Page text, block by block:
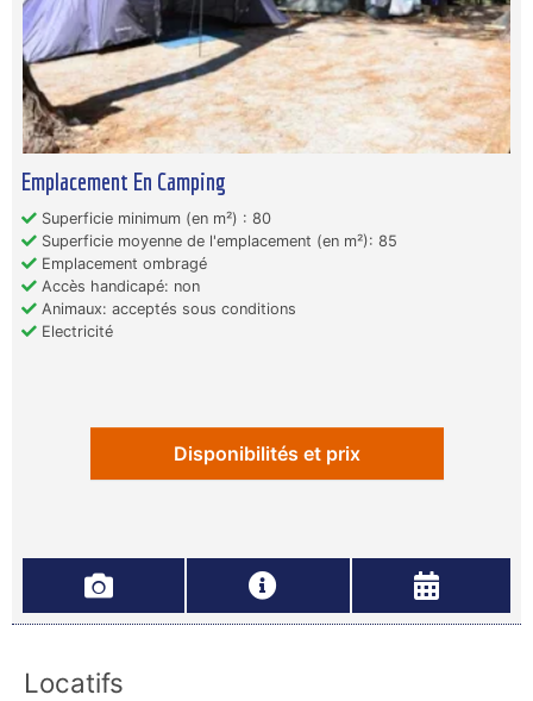
Emplacement En Camping
Superficie minimum (en m²) : 80
Superficie moyenne de l'emplacement (en m²): 85
Emplacement ombragé
Accès handicapé: non
Animaux: acceptés sous conditions
Electricité
Disponibilités et prix
Locatifs